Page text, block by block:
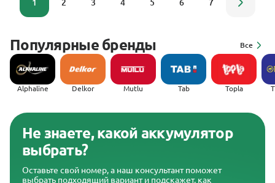
1 2 3 4 5 6 7
Популярные бренды Все
Alphaline Delkor Mutlu Tab Topla
Не знаете, какой аккумулятор
выбрать?
Оставьте свой номер, а наш консультант поможет
выбрать подходящий вариант и подскажет, как